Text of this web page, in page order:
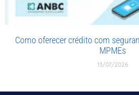
Como oferecer crédito com
MPMEs
13/07/2026